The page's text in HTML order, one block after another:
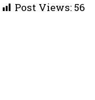
Post Views: 56